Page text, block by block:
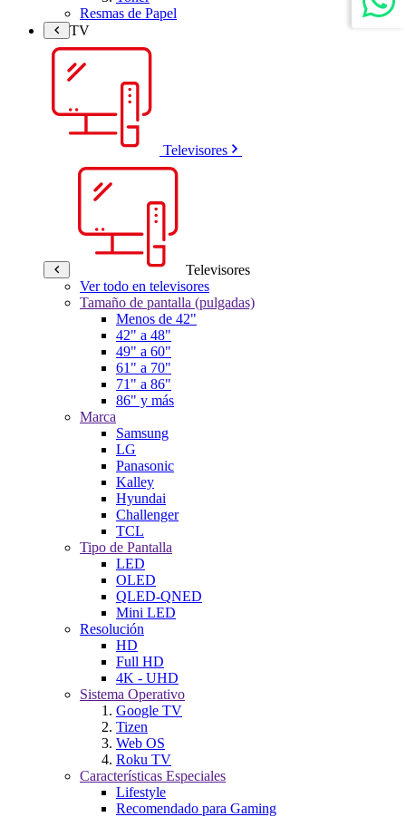
Resmas de Papel
TV
Televisores
Televisores
Ver todo en televisores
Tamaño de pantalla (pulgadas)
Menos de 42"
42" a 48"
49" a 60"
61" a 70"
71" a 86"
86" y más
Marca
Samsung
LG
Panasonic
Kalley
Hyundai
Challenger
TCL
Tipo de Pantalla
LED
OLED
QLED-QNED
Mini LED
Resolución
HD
Full HD
4K - UHD
Sistema Operativo
Google TV
Tizen
Web OS
Roku TV
Características Especiales
Lifestyle
Recomendado para Gaming